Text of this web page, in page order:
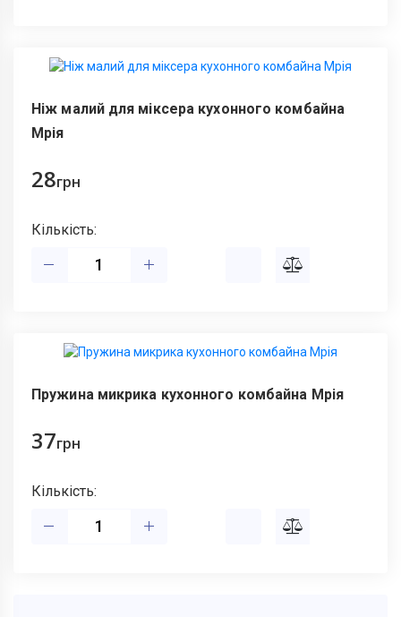
Ніж малий для міксера кухонного комбайна
Мрія
28грн
Кількість:
Пружина микрика кухонного комбайна Мрія
37грн
Кількість: